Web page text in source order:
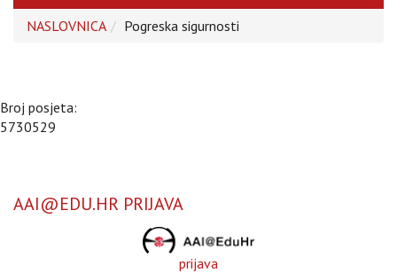
Toggle
navigation
NASLOVNICA Pogreska sigurnosti
Broj posjeta:
5730529
AAI@EDU.HR PRIJAVA
prijava